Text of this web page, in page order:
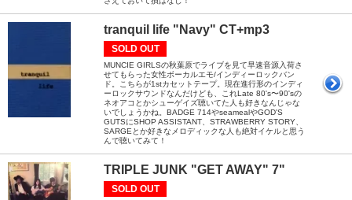
tranquil life "Navy" CT+mp3
SOLD OUT
MUNCIE GIRLSの秋葉原でライブを見て早速音源入荷さ
せてもらった女性ボーカルエモ/インディーロックバン
ド。こちらが1stカセットテープ。現在進行形のインディ
ーロックサウンドなんだけども、これLate 80's〜90'sの
ネオアコとかシューゲイズ聴いてた人も好きなんじゃな
いでしょうかね。BADGE 714やseamealやGOD'S
GUTSにSHOP ASSISTANT、STRAWBERRY STORY、
SARGEとか好きなメロディックな人も絶対イケルと思う
んで聴いてみて！
TRIPLE JUNK "GET AWAY" 7"
SOLD OUT